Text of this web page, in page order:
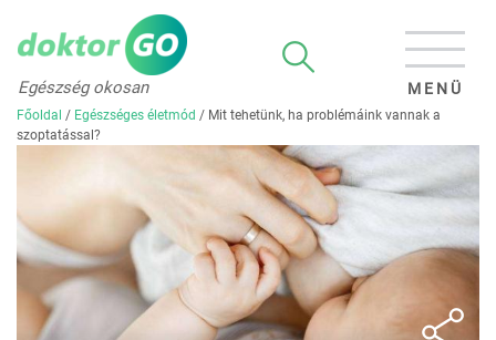
Egészség okosan MENÜ
Főoldal / Egészséges életmód / Mit tehetünk, ha problémáink vannak a
szoptatással?